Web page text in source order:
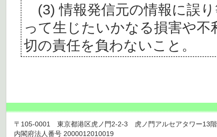
(3) 情報発信元の情報に誤
って生じたいかなる損害や
切の責任を負わないこと。
〒105-0001 東京都港区虎ノ門2-2-3 虎ノ門アルセアタワー13
内閣府法人番号 2000012010019